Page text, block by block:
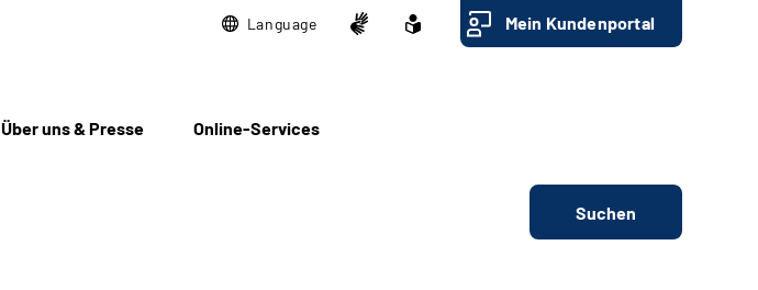
Language Mein Kundenportal
Über uns & Presse Online-Services
Suchen